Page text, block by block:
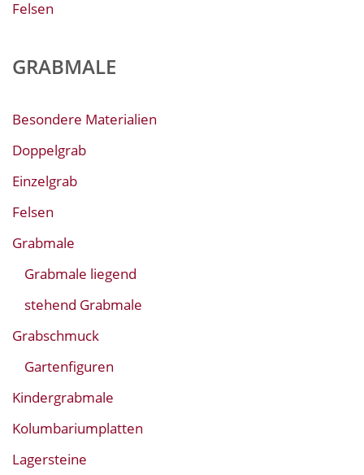
Felsen
GRABMALE
Besondere Materialien
Doppelgrab
Einzelgrab
Felsen
Grabmale
Grabmale liegend
stehend Grabmale
Grabschmuck
Gartenfiguren
Kindergrabmale
Kolumbariumplatten
Lagersteine